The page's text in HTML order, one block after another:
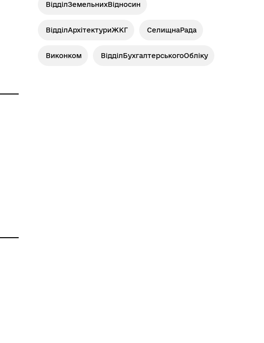
ВідділЗемельнихВідносин
ВідділАрхітектуриЖКГ СелищнаРада
Виконком ВідділБухгалтерськогоОбліку